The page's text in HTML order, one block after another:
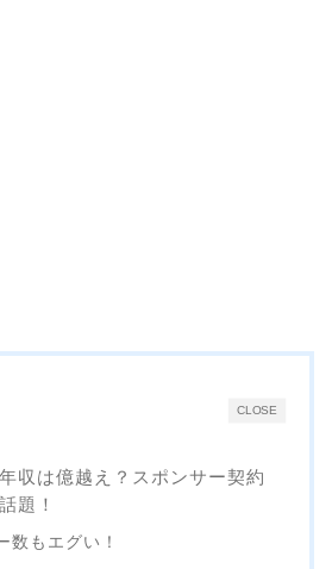
CLOSE
収は億越え？スポンサー契約
題！
数もエグい！